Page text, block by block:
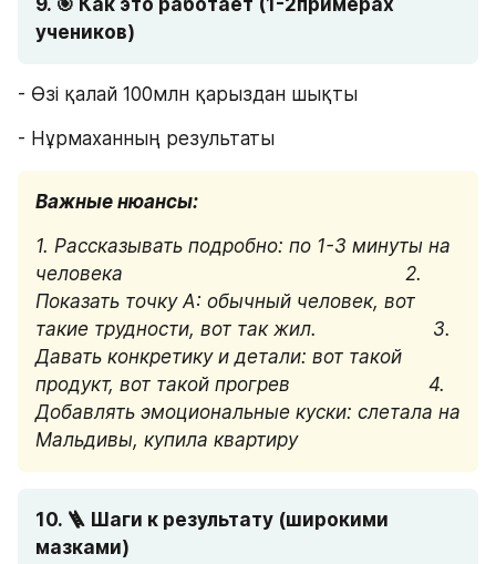
учеников)
- Өзі қалай 100млн қарыздан шықты
- Нұрмаханның результаты
Важные нюансы:
1. Рассказывать подробно: по 1-3 минуты на
человека                                                   2.
Показать точку А: обычный человек, вот
такие трудности, вот так жил.                     3.
Давать конкретику и детали: вот такой
продукт, вот такой прогрев                         4.
Добавлять эмоциональные куски: слетала на
Мальдивы, купила квартиру
10. 🪜 Шаги к результату (широкими
мазками)